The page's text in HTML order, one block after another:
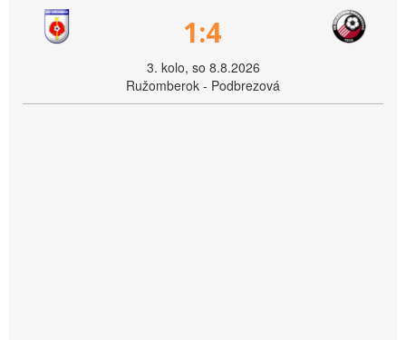
1:4
3. kolo, so 8.8.2026
Ružomberok - Podbrezová